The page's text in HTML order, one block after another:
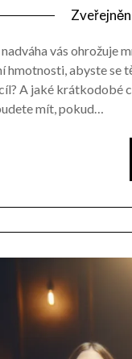
vás ohrožuje
hmotnosti, abyste se
A jaké krátkodobé
mít, pokud…